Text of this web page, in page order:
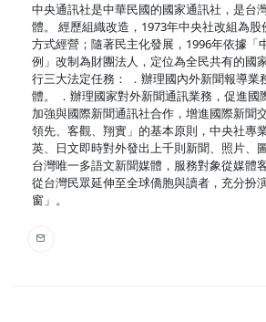
中央通訊社是中華民國的國家通訊社，是台
體。 經歷組織改造，1973年中央社改組為
方式經營；隨著民主化發展，1996年依據「
例」改制為財團法人，定位為全民共有的國
行三大法定任務： ．辦理國內外新聞報導業
體。 ．辦理國家對外新聞通訊業務，促進國
加強與國際新聞通訊社合作，增進國際新聞
領先、客觀、翔實」的基本原則，中央社專
英、日文即時對外發出上千則新聞、照片、
台灣唯一多語文新聞媒體，服務對象從媒體
從台灣民眾延伸至全球僑胞與讀者，充分扮
窗」。